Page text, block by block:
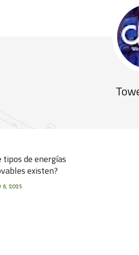
tipos de energías
existen?
8, 2025